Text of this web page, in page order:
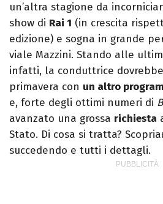
un’altra stagione da
show di Rai 1 (in crescita
edizione) e sogna in grande
viale Mazzini. Stando alle
infatti, la conduttrice
primavera con un altro
e, forte degli ottimi numeri di
avanzato una grossa richiesta
Stato. Di cosa si tratta?
succedendo e tutti i dettagli.